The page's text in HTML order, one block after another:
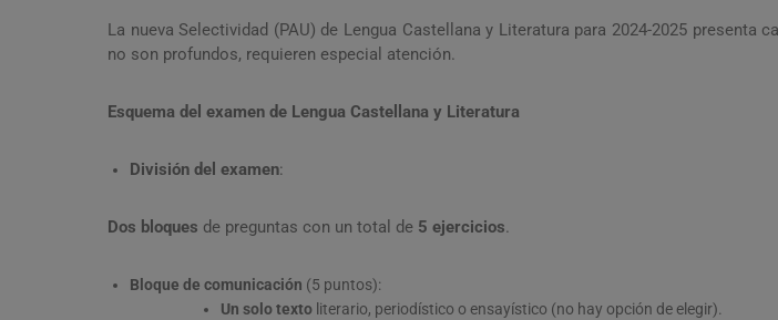
La nueva Selectividad (PAU) de Lengua Castellana y Literatura para 2024-2025 presenta
no son profundos, requieren especial atención.
Esquema del examen de Lengua Castellana y Literatura
División del examen:
Dos bloques de preguntas con un total de 5 ejercicios.
Bloque de comunicación (5 puntos):
Un solo texto literario, periodístico o ensayístico (no hay opción de elegir).